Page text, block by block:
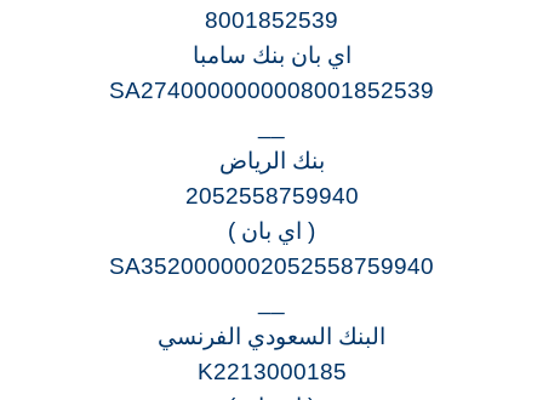
8001852539
اي بان بنك سامبا
SA2740000000008001852539
بنك الرياض
2052558759940
( اي بان )
SA3520000002052558759940
البنك السعودي الفرنسي
K2213000185